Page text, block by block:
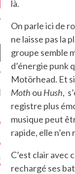
REV...
CLAN – A BE...
– HEL...
là.
On parle ici de
ne laisse pas la
groupe semble
d’énergie punk
Motörhead. Et
Moth ou Hush,
registre plus
musique peut
rapide, elle
C’est clair avec
rechargé ses